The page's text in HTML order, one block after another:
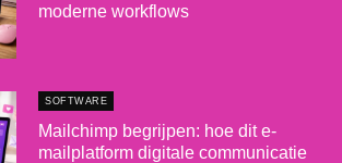
moderne workflows
SOFTWARE
Mailchimp begrijpen: hoe dit e-
mailplatform digitale communicatie